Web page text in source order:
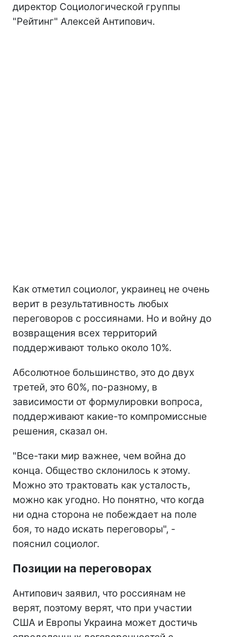
директор Социологической группы
"Рейтинг" Алексей Антипович.
Как отметил социолог, украинец не очень
верит в результативность любых
переговоров с россиянами. Но и войну до
возвращения всех территорий
поддерживают только около 10%.
Абсолютное большинство, это до двух
третей, это 60%, по-разному, в
зависимости от формулировки вопроса,
поддерживают какие-то компромиссные
решения, сказал он.
"Все-таки мир важнее, чем война до
конца. Общество склонилось к этому.
Можно это трактовать как усталость,
можно как угодно. Но понятно, что когда
ни одна сторона не побеждает на поле
боя, то надо искать переговоры", -
пояснил социолог.
Позиции на переговорах
Антипович заявил, что россиянам не
верят, поэтому верят, что при участии
США и Европы Украина может достичь